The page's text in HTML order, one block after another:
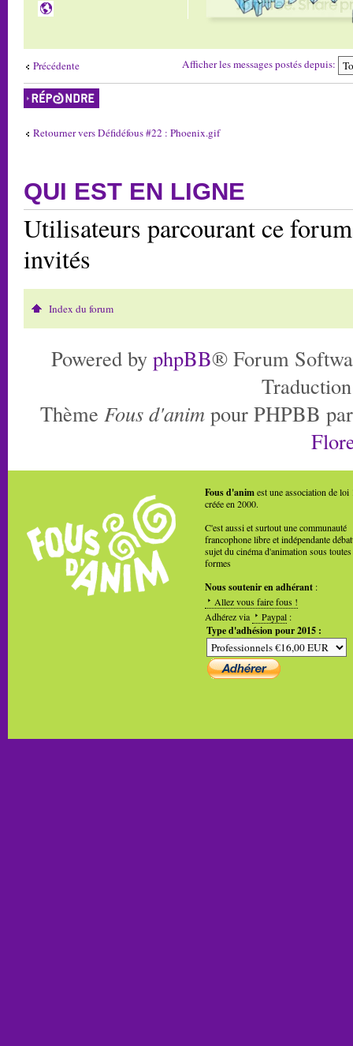
Précédente Afficher les messages postés depuis:
Répondre
Retourner vers Défidéfous #22 : Phoenix.gif
QUI EST EN LIGNE
Utilisateurs parcourant ce
invités
Index du forum
Powered by phpBB® Forum
Thème Fous d'anim pour PHPBB
Fous d'animest une association de loi
créée en 2000.
C'est aussi et surtout une communauté
francophone libre et indépendante
sujet du cinéma d'animation sous toutes
formes
Nous soutenir en adhérant :
Allez vous faire fous !
Adhérez via
Paypal :
Type d'adhésion pour 2015 :